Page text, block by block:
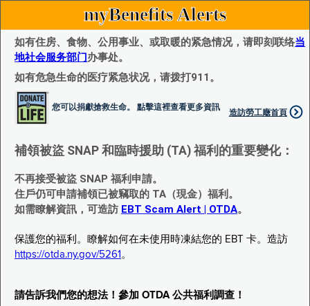
myBenefits Alerts
如有住房、食物、公用事业、或取暖的紧急情况，请即刻联络当
地社会服务部门办事处。
如有危急生命的医疗紧急状况，请拨打911。
您可以捐獻搶救生命。 點擊這裡查看更多資訊
造訪勞工廰首頁
補領被盜 SNAP 和臨時援助 (TA) 福利的重要變化：
不再接受被盜 SNAP 福利申請。
住戶仍可申請補領已被竊取的 TA（現金）福利。
如需瞭解資訊，可造訪 EBT Scam Alert | OTDA。
保護您的福利。瞭解如何在未使用時凍結您的 EBT 卡。造訪
https://otda.ny.gov/5261 。
請告訴我們您的想法！參加 OTDA 公共福利調查！